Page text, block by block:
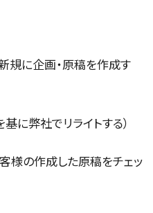
規に企画・原稿を作成す
に弊社でリライトする）
様の作成した原稿をチェッ